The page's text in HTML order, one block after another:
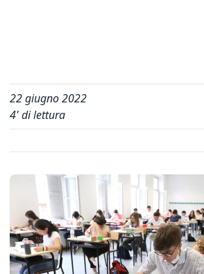
22 giugno 2022
4' di lettura